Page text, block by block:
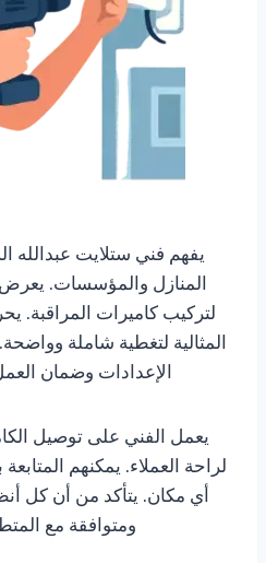
يفهم فني ستلايت عبدالله
المنازل والمؤسسات.
لتركيب كاميرات المراقبة.
المثالية لتغطية شاملة
الإعدادات وضمان
يعمل الفني على توصيل
لراحة العملاء. يمكنهم
أي مكان. يتأكد من أن كل
ومتوافقة مع